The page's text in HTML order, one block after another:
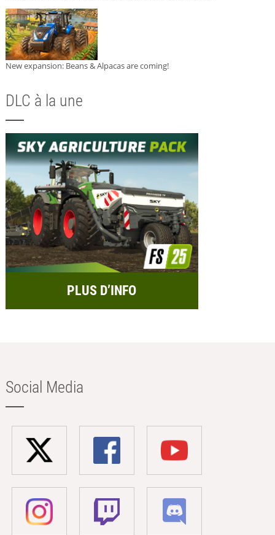
New expansion: Beans & Alpacas are coming!
DLC à la une
PLUS D’INFO
Social Media